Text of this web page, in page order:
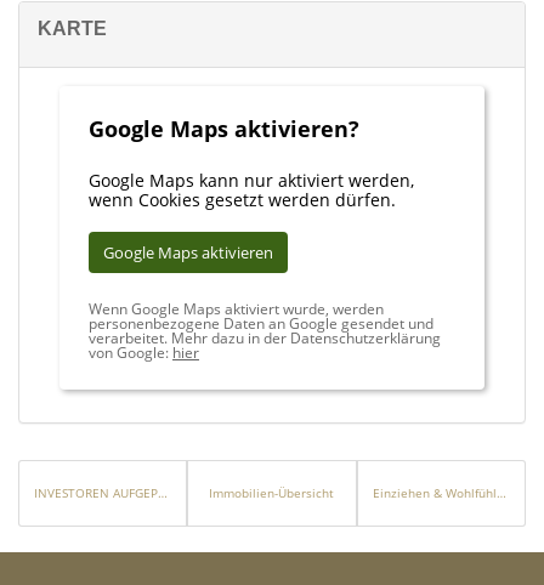
KARTE
Google Maps aktivieren?
Google Maps kann nur aktiviert werden,
wenn Cookies gesetzt werden dürfen.
Google Maps aktivieren
Wenn Google Maps aktiviert wurde, werden
personenbezogene Daten an Google gesendet und
verarbeitet. Mehr dazu in der Datenschutzerklärung
von Google: hier
INVESTOREN AUFGEPASST !! Immobilien-Übersicht Einziehen & Wohlfühlen – Sanierter Wohntraum mit Balkon, Terrasse & Stil!